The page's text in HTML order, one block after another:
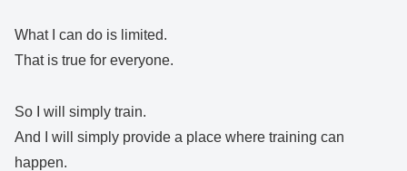
What I can do is limited.
That is true for everyone.
So I will simply train.
And I will simply provide a place where training can
happen.